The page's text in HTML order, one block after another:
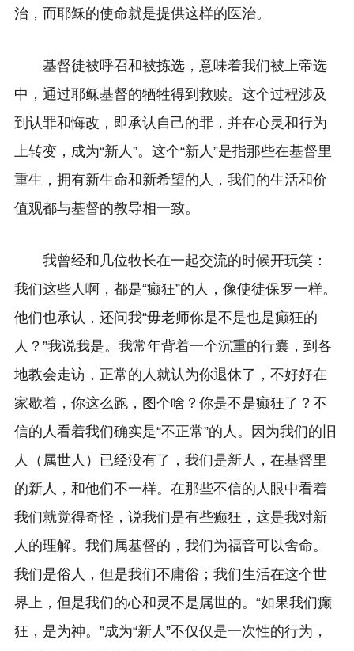
治，而耶稣的使命就是提供这样的医治。
基督徒被呼召和被拣选，意味着我们被上帝选
中，通过耶稣基督的牺牲得到救赎。这个过程涉及
到认罪和悔改，即承认自己的罪，并在心灵和行为
上转变，成为“新人”。这个“新人”是指那些在基督里
重生，拥有新生命和新希望的人，我们的生活和价
值观都与基督的教导相一致。
我曾经和几位牧长在一起交流的时候开玩笑：
我们这些人啊，都是“癫狂”的人，像使徒保罗一样。
他们也承认，还问我“毋老师你是不是也是癫狂的
人？”我说我是。我常年背着一个沉重的行囊，到各
地教会走访，正常的人就认为你退休了，不好好在
家歇着，你这么跑，图个啥？你是不是癫狂了？不
信的人看着我们确实是“不正常”的人。因为我们的旧
人（属世人）已经没有了，我们是新人，在基督里
的新人，和他们不一样。在那些不信的人眼中看着
我们就觉得奇怪，说我们是有些癫狂，这是我对新
人的理解。我们属基督的，我们为福音可以舍命。
我们是俗人，但是我们不庸俗；我们生活在这个世
界上，但是我们的心和灵不是属世的。“如果我们癫
狂，是为神。”成为“新人”不仅仅是一次性的行为，